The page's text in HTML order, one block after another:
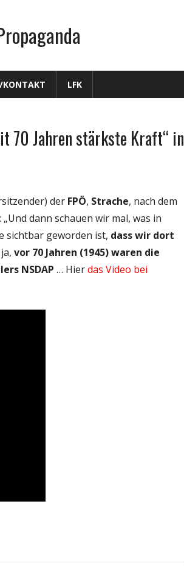
KONTAKT LFK
70 Jahren stärkste Kraft“ in
der FPÖ, Strache, nach dem
dann schauen wir mal, was in
sichtbar geworden ist, dass wir dort
vor 70 Jahren (1945) waren die
NSDAP … Hierdas Video bei